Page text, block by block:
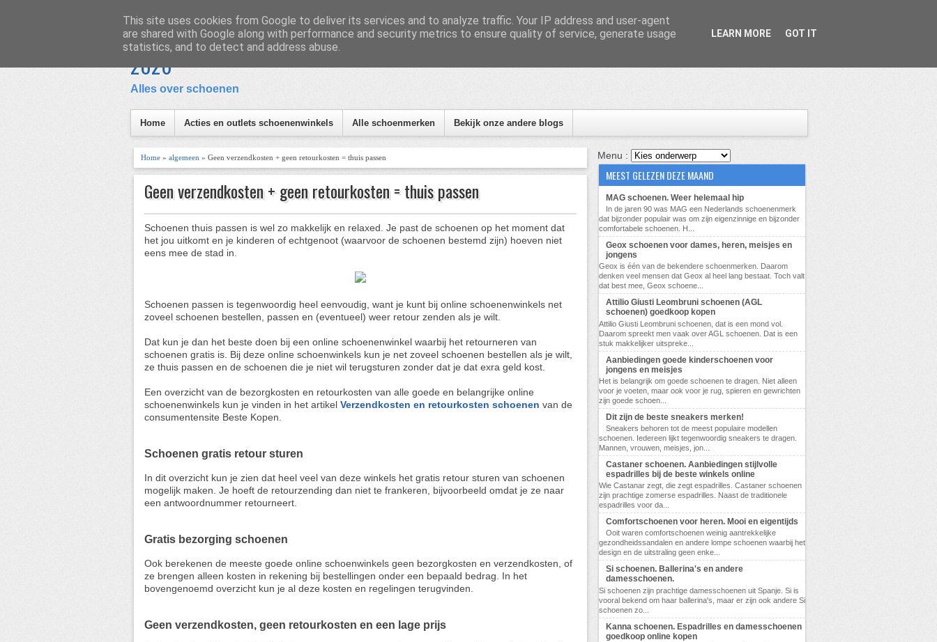
Homepage Inhoud
Schoen en Laars
2026
Alles over schoenen
Informatie, tips en nieuws
Home Acties en outlets schoenenwinkels Alle schoenmerken Bekijk onze andere blogs
Home » algemeen » Geen verzendkosten + geen retourkosten = thuis passen
Geen verzendkosten + geen retourkosten = thuis passen
Schoenen thuis passen is wel zo makkelijk en relaxed. Je past de schoenen op het moment dat
het jou uitkomt en je kinderen of echtgenoot (waarvoor de schoenen bestemd zijn) hoeven niet
eens mee de stad in.
Schoenen passen is tegenwoordig heel eenvoudig, want je kunt bij online schoenenwinkels net
zoveel schoenen bestellen, passen en (eventueel) weer retour zenden als je wilt.
Dat kun je dan het beste doen bij een online schoenenwinkel waarbij het retourneren van
schoenen gratis is. Bij deze online schoenwinkels kun je net zoveel schoenen bestellen als je wilt,
ze thuis passen en de schoenen die je niet wil terugsturen zonder dat je dat exra geld kost.
Een overzicht van de bezorgkosten en retourkosten van alle goede en belangrijke online
schoenenwinkels kun je vinden in het artikel Verzendkosten en retourkosten schoenen van de
consumentensite Beste Kopen.
Schoenen gratis retour sturen
In dit overzicht kun je zien dat heel veel van deze winkels het gratis retour sturen van schoenen
mogelijk maken. Je hoeft de retourzending dan niet te frankeren, bijvoorbeeld omdat je ze naar
een antwoordnummer retourneert.
Gratis bezorging schoenen
Ook berekenen de meeste goede online schoenwinkels geen bezorgkosten en verzendkosten, of
ze brengen alleen kosten in rekening bij bestellingen onder een bepaald bedrag. In het
bovengenoemd overzicht kun je al deze kosten en regelingen terugvinden.
Geen verzendkosten, geen retourkosten en een lage prijs
Menu :
MEEST GELEZEN DEZE MAAND
MAG schoenen. Weer helemaal hip
In de jaren 90 was MAG een Nederlands schoenenmerk
dat bijzonder populair was om zijn eigenzinnige en bijzonder
comfortabele schoenen. H...
Geox schoenen voor dames, heren, meisjes en
jongens
Geox is één van de bekendere schoenmerken. Daarom
denken veel mensen dat Geox al heel lang bestaat. Toch valt
dat best mee, Geox schoene...
Attilio Giusti Leombruni schoenen (AGL
schoenen) goedkoop kopen
Attilio Giusti Leombruni schoenen, dat is een mond vol.
Daarom spreekt men vaak over AGL schoenen. Dat is een
stuk makkelijker uitspreke...
Aanbiedingen goede kinderschoenen voor
jongens en meisjes
Het is belangrijk om goede schoenen te dragen. Niet alleen
voor je voeten, maar ook voor je rug, spieren en gewrichten
zijn goede schoen...
Dit zijn de beste sneakers merken!
Sneakers behoren tot de meest populaire modellen
schoenen. Iedereen lijkt tegenwoordig sneakers te dragen.
Mannen, vrouwen, meisjes, jon...
Castaner schoenen. Aanbiedingen stijlvolle
espadrilles bij de beste winkels online
Wie Castanar zegt, die zegt espadrilles. Castaner schoenen
zijn prachtige zomerse espadrilles. Naast de traditionele
espadrilles voor da...
Comfortschoenen voor heren. Mooi en eigentijds
Ooit waren comfortschoenen weinig aantrekkelijke
gezondheidssandalen en andere lompe schoenen waarbij het
design en de uitstraling geen enke...
Si schoenen. Ballerina's en andere
damesschoenen.
Si schoenen zijn prachtige damesschoenen uit Spanje. Si is
vooral bekend om haar ballerina's, maar er zijn ook andere Si
schoenen zo...
Kanna schoenen. Espadrilles en damesschoenen
goedkoop online kopen
This site uses cookies from Google to deliver its services and to analyze traffic. Your IP address and user-agent
are shared with Google along with performance and security metrics to ensure quality of service, generate usage
statistics, and to detect and address abuse.
LEARN MORE GOT IT